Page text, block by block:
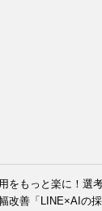
をもっと楽に！選
改善「LINE×AIの